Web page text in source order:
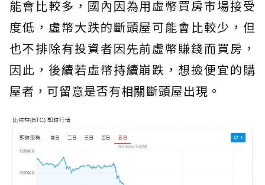
能會比較多，國內因為用虛幣買房市場接受
度低，虛幣大跌的斷頭屋可能會比較少，但
也不排除有投資者因先前虛幣賺錢而買房，
因此，後續若虛幣持續崩跌，想撿便宜的購
屋者，可留意是否有相關斷頭屋出現。